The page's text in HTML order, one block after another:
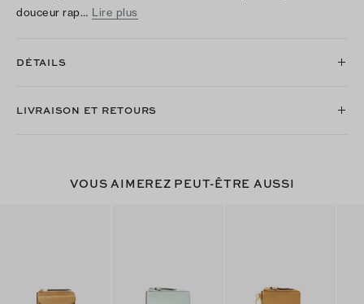
douceur rap… Lire plus
DÉTAILS
LIVRAISON ET RETOURS
VOUS AIMEREZ PEUT-ÊTRE AUSSI